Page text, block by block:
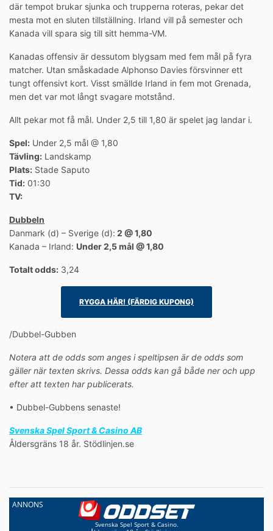
där tempot brukar sjunka och trupperna roteras, pekar det
mesta mot en sluten tillställning. Irland vill på semester och
Kanada vill spara sig till sitt hemma-VM.
Kanadas offensiv är dessutom blygsam med fem mål på fyra
matcher. Utan småskadade Alphonso Davies försvinner ett
tungt offensivt kort. Visst smällde Irland in fem mot Grenada,
men det var mot långt svagare motstånd.
Allt pekar mot få mål. Under 2,5 till 1,80 är spelet jag landar i.
Spel: Under 2,5 mål @ 1,80
Tävling: Landskamp
Plats: Stade Saputo
Tid: 01:30
TV:
Dubbeln
Danmark (d) – Sverige (d): 2 @ 1,80
Kanada – Irland: Under 2,5 mål @ 1,80
Totalt odds: 3,24
RYGGA HÄR! (FÄRDIG KUPONG)
/Dubbel-Gubben
Notera att de odds som anges i speltipsen är de odds som
gäller när texten skrivs. Dessa odds kan gå både ner och upp
efter att texten har publicerats.
• Dubbel-Gubbens senaste!
Svenska Spel Sport & Casino AB
Åldersgräns 18 år. Stödlinjen.se